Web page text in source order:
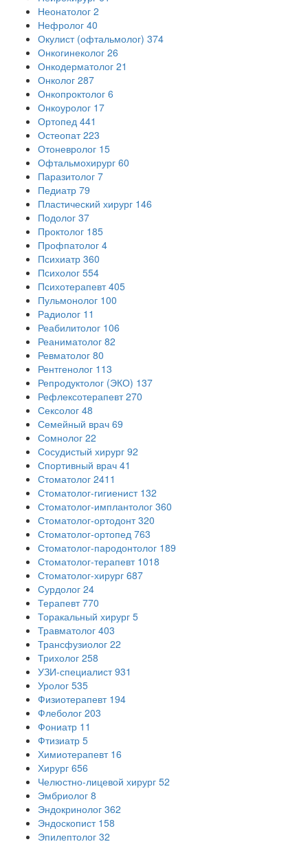
Неонатолог 2
Нефролог 40
Окулист (офтальмолог) 374
Онкогинеколог 26
Онкодерматолог 21
Онколог 287
Онкопроктолог 6
Онкоуролог 17
Ортопед 441
Остеопат 223
Отоневролог 15
Офтальмохирург 60
Паразитолог 7
Педиатр 79
Пластический хирург 146
Подолог 37
Проктолог 185
Профпатолог 4
Психиатр 360
Психолог 554
Психотерапевт 405
Пульмонолог 100
Радиолог 11
Реабилитолог 106
Реаниматолог 82
Ревматолог 80
Рентгенолог 113
Репродуктолог (ЭКО) 137
Рефлексотерапевт 270
Сексолог 48
Семейный врач 69
Сомнолог 22
Сосудистый хирург 92
Спортивный врач 41
Стоматолог 2411
Стоматолог-гигиенист 132
Стоматолог-имплантолог 360
Стоматолог-ортодонт 320
Стоматолог-ортопед 763
Стоматолог-пародонтолог 189
Стоматолог-терапевт 1018
Стоматолог-хирург 687
Сурдолог 24
Терапевт 770
Торакальный хирург 5
Травматолог 403
Трансфузиолог 22
Трихолог 258
УЗИ-специалист 931
Уролог 535
Физиотерапевт 194
Флеболог 203
Фониатр 11
Фтизиатр 5
Химиотерапевт 16
Хирург 656
Челюстно-лицевой хирург 52
Эмбриолог 8
Эндокринолог 362
Эндоскопист 158
Эпилептолог 32